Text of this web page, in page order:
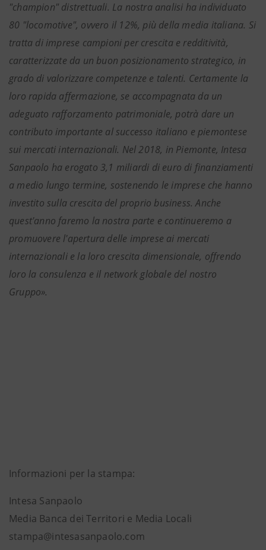
"champion" distrettuali. La nostra analisi ha individuato
80 "locomotive", ovvero il 12%, più della media italiana. Si
tratta di imprese campioni per crescita e redditività,
caratterizzate da un buon posizionamento strategico, in
grado di valorizzare competenze e talenti. Certamente la
loro rapida affermazione, se accompagnata da un
adeguato rafforzamento patrimoniale, potrà dare un
contributo importante al successo italiano e piemontese
sui mercati internazionali. Nel 2018, in Piemonte, Intesa
Sanpaolo ha erogato 3,1 miliardi di euro di finanziamenti
a medio lungo termine, sostenendo le imprese che hanno
investito sulla crescita del proprio business. Anche
quest'anno faremo la nostra parte e continueremo a
promuovere l'apertura delle imprese ai mercati
internazionali e la loro crescita dimensionale, offrendo
loro la consulenza e il network globale del nostro
Gruppo».
Informazioni per la stampa:
Intesa Sanpaolo
Media Banca dei Territori e Media Locali
stampa@intesasanpaolo.com